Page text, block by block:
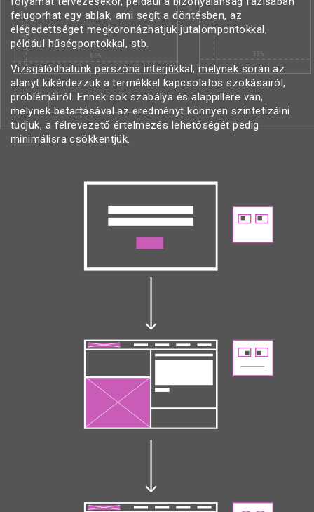
felugorhat egy ablak, ami segít a döntésben, az
elégedettséget megkoronázhatjuk jutalompontokkal,
például hűségpontokkal, stb.
Vizsgálódhatunk perszóna interjúkkal, melynek során az
alanyt kikérdezzük a termékkel kapcsolatos szokásairól,
problémáiról. Ennek sok szabálya és alappillére van,
melynek betartásával az eredményt könnyen szintetizálni
tudjuk, a félrevezető értelmezés lehetőségét pedig
minimálisra csökkentjük.